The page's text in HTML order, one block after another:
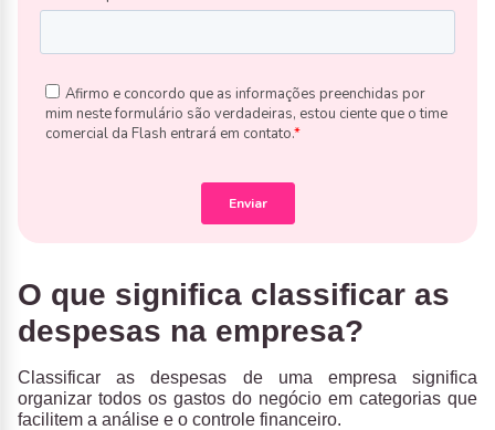
O que significa classificar as
despesas na empresa?
Classificar as despesas de uma empresa significa
organizar todos os gastos do negócio em categorias que
facilitem a análise e o controle financeiro.